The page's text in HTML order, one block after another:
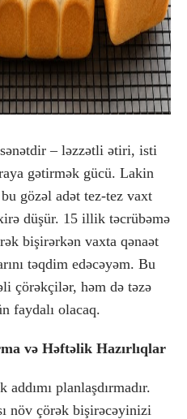
– ləzzətli ətiri, isti
gətirmək gücü. Lakin
gözəl adət tez-tez vaxt
düşür. 15 illik təcrübəmə
bişirərkən vaxta qənaət
təqdim edəcəyəm. Bu
çörəkçilər, həm də təzə
faydalı olacaq.
və Həftəlik Hazırlıqlar
planlaşdırmadır.
növ çörək bişirəcəyinizi